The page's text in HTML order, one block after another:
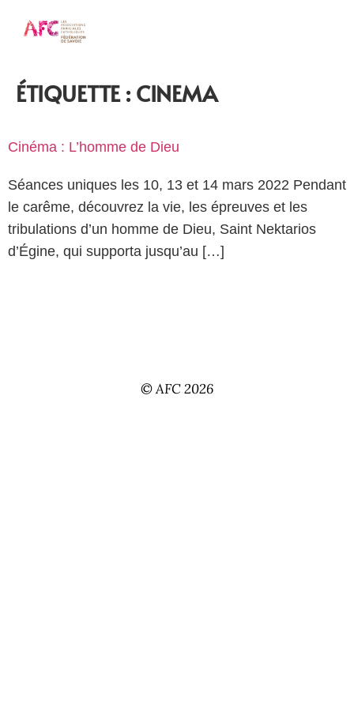
ÉTIQUETTE :CINEMA
Cinéma : L’homme de Dieu
Séances uniques les 10, 13 et 14 mars 2022 Pendant
le carême, découvrez la vie, les épreuves et les
tribulations d’un homme de Dieu, Saint Nektarios
d’Égine, qui supporta jusqu’au […]
© AFC 2026